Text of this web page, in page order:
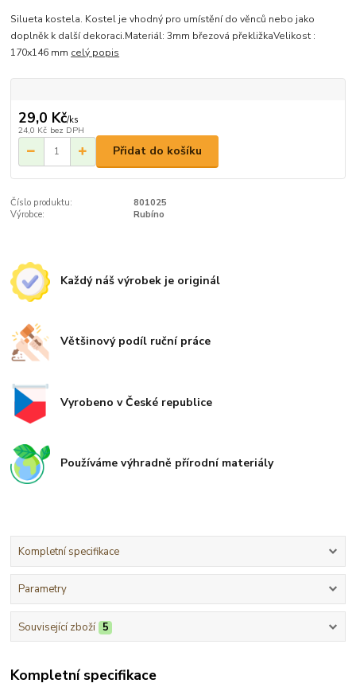
Silueta kostela. Kostel je vhodný pro umístění do věnců nebo jako
doplněk k další dekoraci.Materiál: 3mm březová překližkaVelikost :
170x146 mm celý popis
29,0 Kč/ks
24,0 Kč bez DPH
Přidat do košíku
Číslo produktu:
801025
Výrobce:
Rubíno
Každý náš výrobek je originál
Většinový podíl ruční práce
Vyrobeno v České republice
Používáme výhradně přírodní materiály
Kompletní specifikace
Parametry
Související zboží 5
Kompletní specifikace